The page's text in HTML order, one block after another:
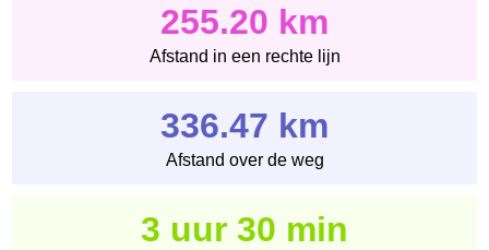
255.20 km
Afstand in een rechte lijn
336.47 km
Afstand over de weg
3 uur 30 min